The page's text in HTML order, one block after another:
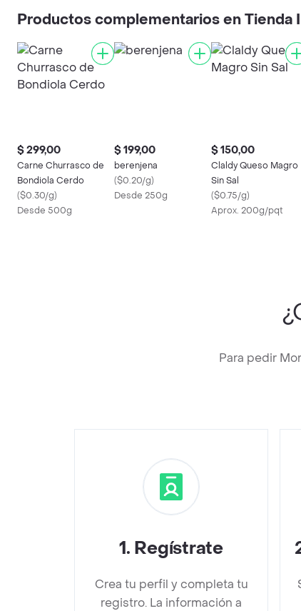
Productos complementarios en Tienda
$ 299,00
Carne Churrasco de
Bondiola Cerdo
($0.30/g)
Desde 500g
$ 199,00
berenjena
($0.20/g)
Desde 250g
$ 150,00
Claldy Queso Magro
Sin Sal
($0.75/g)
Aprox. 200g/pqt
Para pedir
1. Regístrate
Crea tu perfil y completa tu
registro. La información a